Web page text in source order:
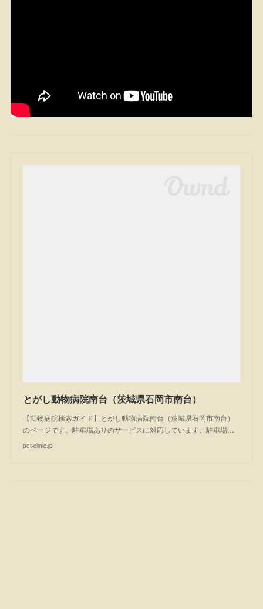
とがし動物病院南台（茨城県石岡市南台）
【動物病院検索ガイド】とがし動物病院南台（茨城県石岡市南台）
のページです。駐車場ありのサービスに対応しています。駐車場…
pet-clinic.jp